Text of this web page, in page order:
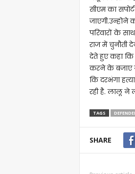
सीएम का
परिवारों के
राज में चुनौती
देते हुए कहा
करने के बजाए
कि दरभंगा
रही है. लालू ने
TAGS
SHARE